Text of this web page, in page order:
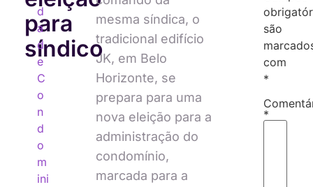
para
síndico
d
a
d
e
C
o
n
d
o
m
ini
mesma síndica, o
tradicional edifício
JK, em Belo
Horizonte, se
prepara para uma
nova eleição para a
administração do
condomínio,
marcada para a
são
com
*
*